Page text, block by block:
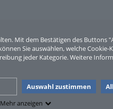
Mit dem Bestätigen des Buttons
Sie auswählen, welche Cookie-
jeder Kategorie. Weitere
Auswahl zustimmen
Mehr anzeigen